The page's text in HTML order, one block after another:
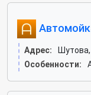
Адрес:
Особенности: